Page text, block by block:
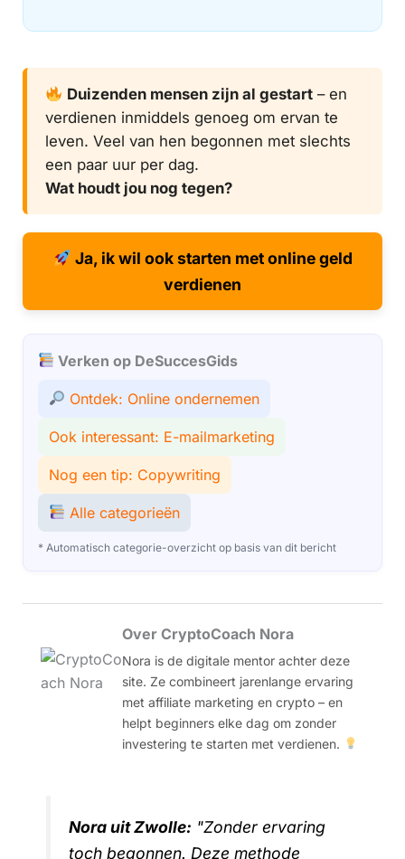
Duizenden mensen zijn al gestart– en
verdienen inmiddels genoeg om ervan te
leven. Veel van hen begonnen met slechts
een paar uur per dag.
Wat houdt jou nog tegen?
Ja, ik wil ook starten met online geld
verdienen
Verken op DeSuccesGids
Ontdek: Online ondernemen
Ook interessant: E-mailmarketing
Nog een tip: Copywriting
Alle categorieën
* Automatisch categorie-overzicht op basis van dit bericht
Over CryptoCoach Nora
Nora is de digitale mentor achter deze
site. Ze combineert jarenlange ervaring
met affiliate marketing en crypto – en
helpt beginners elke dag om zonder
investering te starten met verdienen.
Nora uit Zwolle: "Zonder ervaring
toch begonnen. Deze methode